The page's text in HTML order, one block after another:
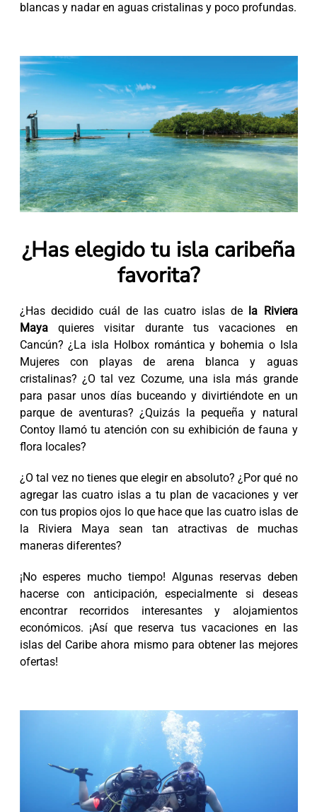
blancas y nadar en aguas cristalinas y poco profundas.
¿Has elegido tu isla caribeña
favorita?
¿Has decidido cuál de las cuatro islas de la Riviera
Mayaquieres visitar durante tus vacaciones en
Cancún? ¿La isla Holbox romántica y bohemia o Isla
Mujeres con playas de arena blanca y aguas
cristalinas? ¿O tal vez Cozume, una isla más grande
para pasar unos días buceando y divirtiéndote en un
parque de aventuras? ¿Quizás la pequeña y natural
Contoy llamó tu atención con su exhibición de fauna y
flora locales?
¿O tal vez no tienes que elegir en absoluto? ¿Por qué no
agregar las cuatro islas a tu plan de vacaciones y ver
con tus propios ojos lo que hace que las cuatro islas de
la Riviera Maya sean tan atractivas de muchas
maneras diferentes?
¡No esperes mucho tiempo! Algunas reservas deben
hacerse con anticipación, especialmente si deseas
encontrar recorridos interesantes y alojamientos
económicos. ¡Así que reserva tus vacaciones en las
islas del Caribe ahora mismo para obtener las mejores
ofertas!